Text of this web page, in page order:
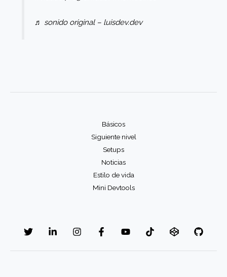
♬ sonido original – luisdev.dev
Básicos
Siguiente nivel
Setups
Noticias
Estilo de vida
Mini Devtools